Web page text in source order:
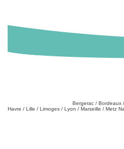
Bergerac / Bordeaux /
Havre / Lille / Limoges / Lyon / Marseille / Metz